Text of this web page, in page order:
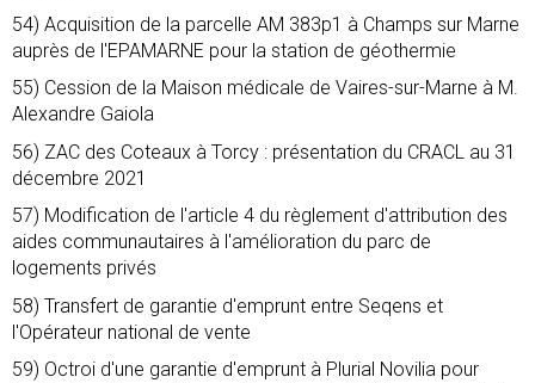
54) Acquisition de la parcelle AM 383p1 à Champs sur Marne
auprès de l'EPAMARNE pour la station de géothermie
55) Cession de la Maison médicale de Vaires-sur-Marne à M.
Alexandre Gaiola
56) ZAC des Coteaux à Torcy : présentation du CRACL au 31
décembre 2021
57) Modification de l'article 4 du règlement d'attribution des
aides communautaires à l'amélioration du parc de
logements privés
58) Transfert de garantie d'emprunt entre Seqens et
l'Opérateur national de vente
59) Octroi d'une garantie d'emprunt à Plurial Novilia pour